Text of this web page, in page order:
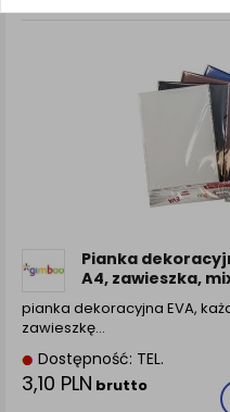
Pianka
A4, zawieszka,
pianka dekoracyjna EVA,
zawieszkę…
Dostępność: TEL.
3,10 PLN brutto
Jeśli nie chcesz
informacje o tym jak to
znajdziesz także na
prywatności
W przypadku
umożliwić prawidłową
związane z tym
www, a w szczególności
Państwu prawidłowych
cenach
wcześniejsza zgoda
zakładania konta.
dowolnym momencie
Polityka prywatności